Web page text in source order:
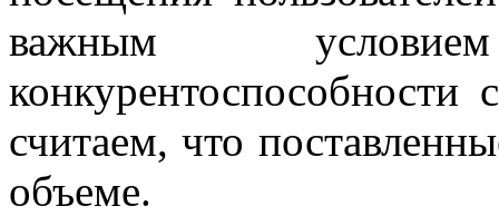
важным
считаем, что
объеме.